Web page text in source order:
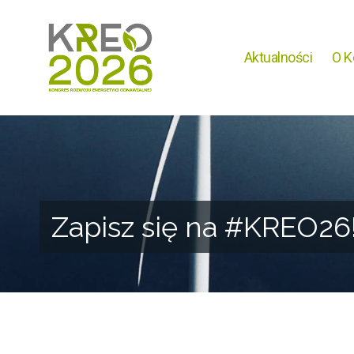
Aktualności O
Zapisz się na